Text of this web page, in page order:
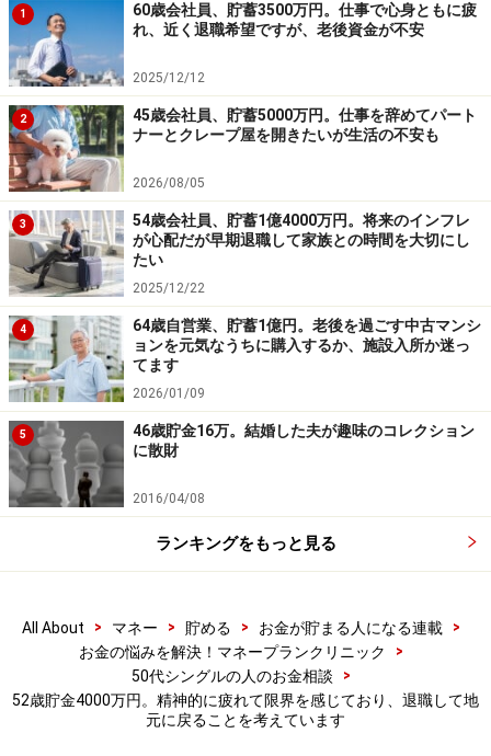
で、アルバイトで考えています（アルバイトの低収入で
今後のライフプランが成り立ちそうなら、アルバイトを
選びたいです）。健康状態は今のところは問題なく、何
度か病院は行きましたが、通院はしていません。健康な
うちは働きたいと考えており、無理することなく、65歳
ぐらいまでは働けるかなと思っています。
■FP深野康彦の3つのアドバイス
アドバイス1 失業等給付を受けている間はゆっくりと
静養を
アドバイス2 できれば60歳まで厚生年金に加入できる
働き方を
アドバイス3 退職後の資産運用はリカバリーが効かな
いので慎重に
アドバイス1 失業等給付を受けている間は
ゆっくりと静養を
仕事を続けることが困難と感じられているのであれば、
今すぐ会社を辞めて休養されたほうがいいでしょう。年
職後は雇用保険の失業等給付が受けられます。勤続20年
以上であれば、自己都合退職でも最長150日の給付期間
があります。詳しくは、離職前にハローワークに相談な
さってみるといいでしょう。
1
60歳会社員、貯蓄3500万円。仕事で心身ともに疲
れ、近く退職希望ですが、老後資金が不安
2025/12/12
2
45歳会社員、貯蓄5000万円。仕事を辞めてパート
ナーとクレープ屋を開きたいが生活の不安も
2026/08/05
3
54歳会社員、貯蓄1億4000万円。将来のインフレ
が心配だが早期退職して家族との時間を大切にし
たい
2025/12/22
4
64歳自営業、貯蓄1億円。老後を過ごす中古マンシ
ョンを元気なうちに購入するか、施設入所か迷っ
てます
2026/01/09
5
46歳貯金16万。結婚した夫が趣味のコレクション
に散財
2016/04/08
ランキングをもっと見る
All About > マネー > 貯める > お金が貯まる人になる連載
>
お金の悩みを解決！マネープランクリニック
>
50代シングルの人のお金相談
>
52歳貯金4000万円。精神的に疲れて限界を感じており、退職して地
元に戻ることを考えています